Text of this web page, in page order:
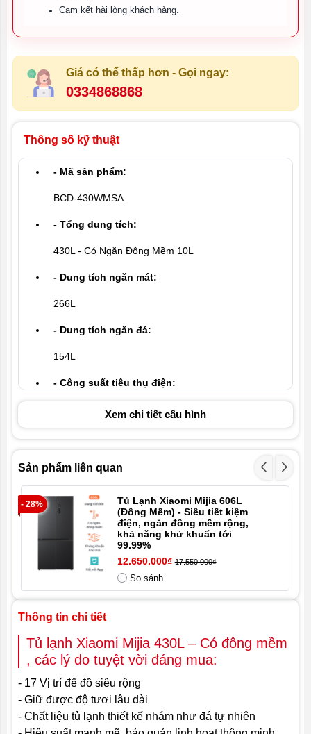
Cam kết hài lòng khách hàng.
Giá có thể thấp hơn - Gọi ngay:
0334868868
Thông số kỹ thuật
- Mã sản phẩm:
BCD-430WMSA
- Tổng dung tích:
430L - Có Ngăn Đông Mềm 10L
- Dung tích ngăn mát:
266L
- Dung tích ngăn đá:
154L
- Công suất tiêu thụ điện:
0.85kW . h/24h
Cấp 1
- Kích thước tủ lạnh:
R x S x C: 794 x 688 x 1800 (mm)
- Kích thước đóng hộp:
R x S x C: 857 x 728 x 1895 (mm)
- Khối lượng:
- Độ ồn:
36dB
- Khả năng làm đá:
7.5Kg/12h
Xem chi tiết cấu hình
Sản phẩm liên quan
- 28%
Tủ Lạnh Xiaomi Mijia 606L
(Đông Mềm) - Siêu tiết kiệm
điện, ngăn đông mềm rộng,
khả năng khử khuẩn tới
99.99%
12.650.000₫ 17.550.000₫
So sánh
Thông tin chi tiết
Tủ lạnh Xiaomi Mijia 430L – Có đông mềm
, các lý do tuyệt vời đáng mua:
- 17 Vị trí để đồ siêu rộng
- Giữ được độ tươi lâu dài
- Chất liệu tủ lạnh thiết kế nhám như đá tự nhiên